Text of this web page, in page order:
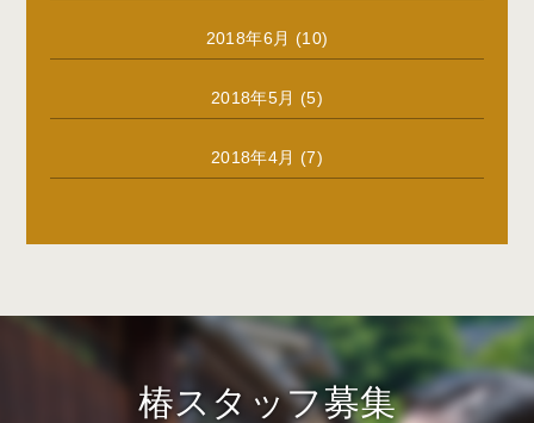
2018年6月 (10)
2018年5月 (5)
2018年4月 (7)
椿スタッフ募集